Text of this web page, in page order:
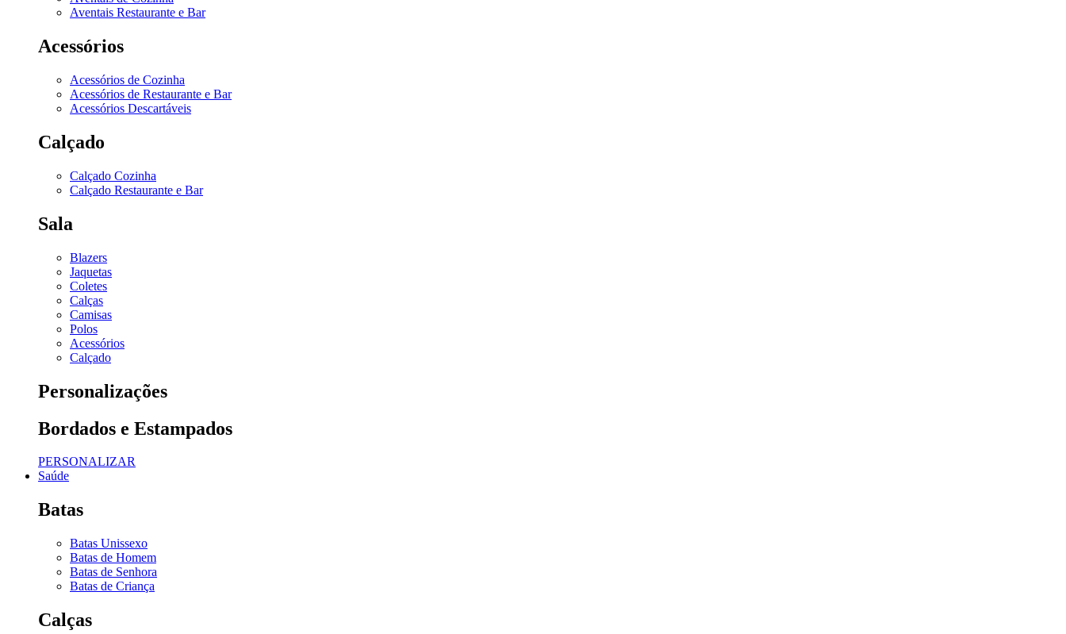
Aventais Restaurante e Bar
Acessórios
Acessórios de Cozinha
Acessórios de Restaurante e Bar
Acessórios Descartáveis
Calçado
Calçado Cozinha
Calçado Restaurante e Bar
Sala
Blazers
Jaquetas
Coletes
Calças
Camisas
Polos
Acessórios
Calçado
Personalizações
Bordados e Estampados
PERSONALIZAR
Saúde
Batas
Batas Unissexo
Batas de Homem
Batas de Senhora
Batas de Criança
Calças